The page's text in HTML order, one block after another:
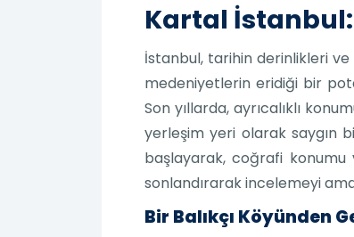
Kartal İstanbul:
İstanbul, tarihin derinlikleri
medeniyetlerin eridiği bir
Son yıllarda, ayrıcalıklı
yerleşim yeri olarak saygın
başlayarak, coğrafi konumu
sonlandırarak incelemeyi
Bir Balıkçı Köyünden